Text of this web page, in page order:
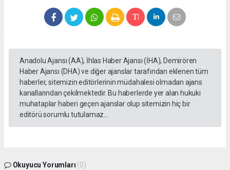
Anadolu Ajansı (AA), İhlas Haber Ajansı (İHA), Demirören
Haber Ajansı (DHA) ve diğer ajanslar tarafından eklenen tüm
haberler, sitemizin editörlerinin müdahalesi olmadan ajans
kanallarından çekilmektedir. Bu haberlerde yer alan hukuki
muhataplar haberi geçen ajanslar olup sitemizin hiç bir
editörü sorumlu tutulamaz...
Okuyucu Yorumları (0)